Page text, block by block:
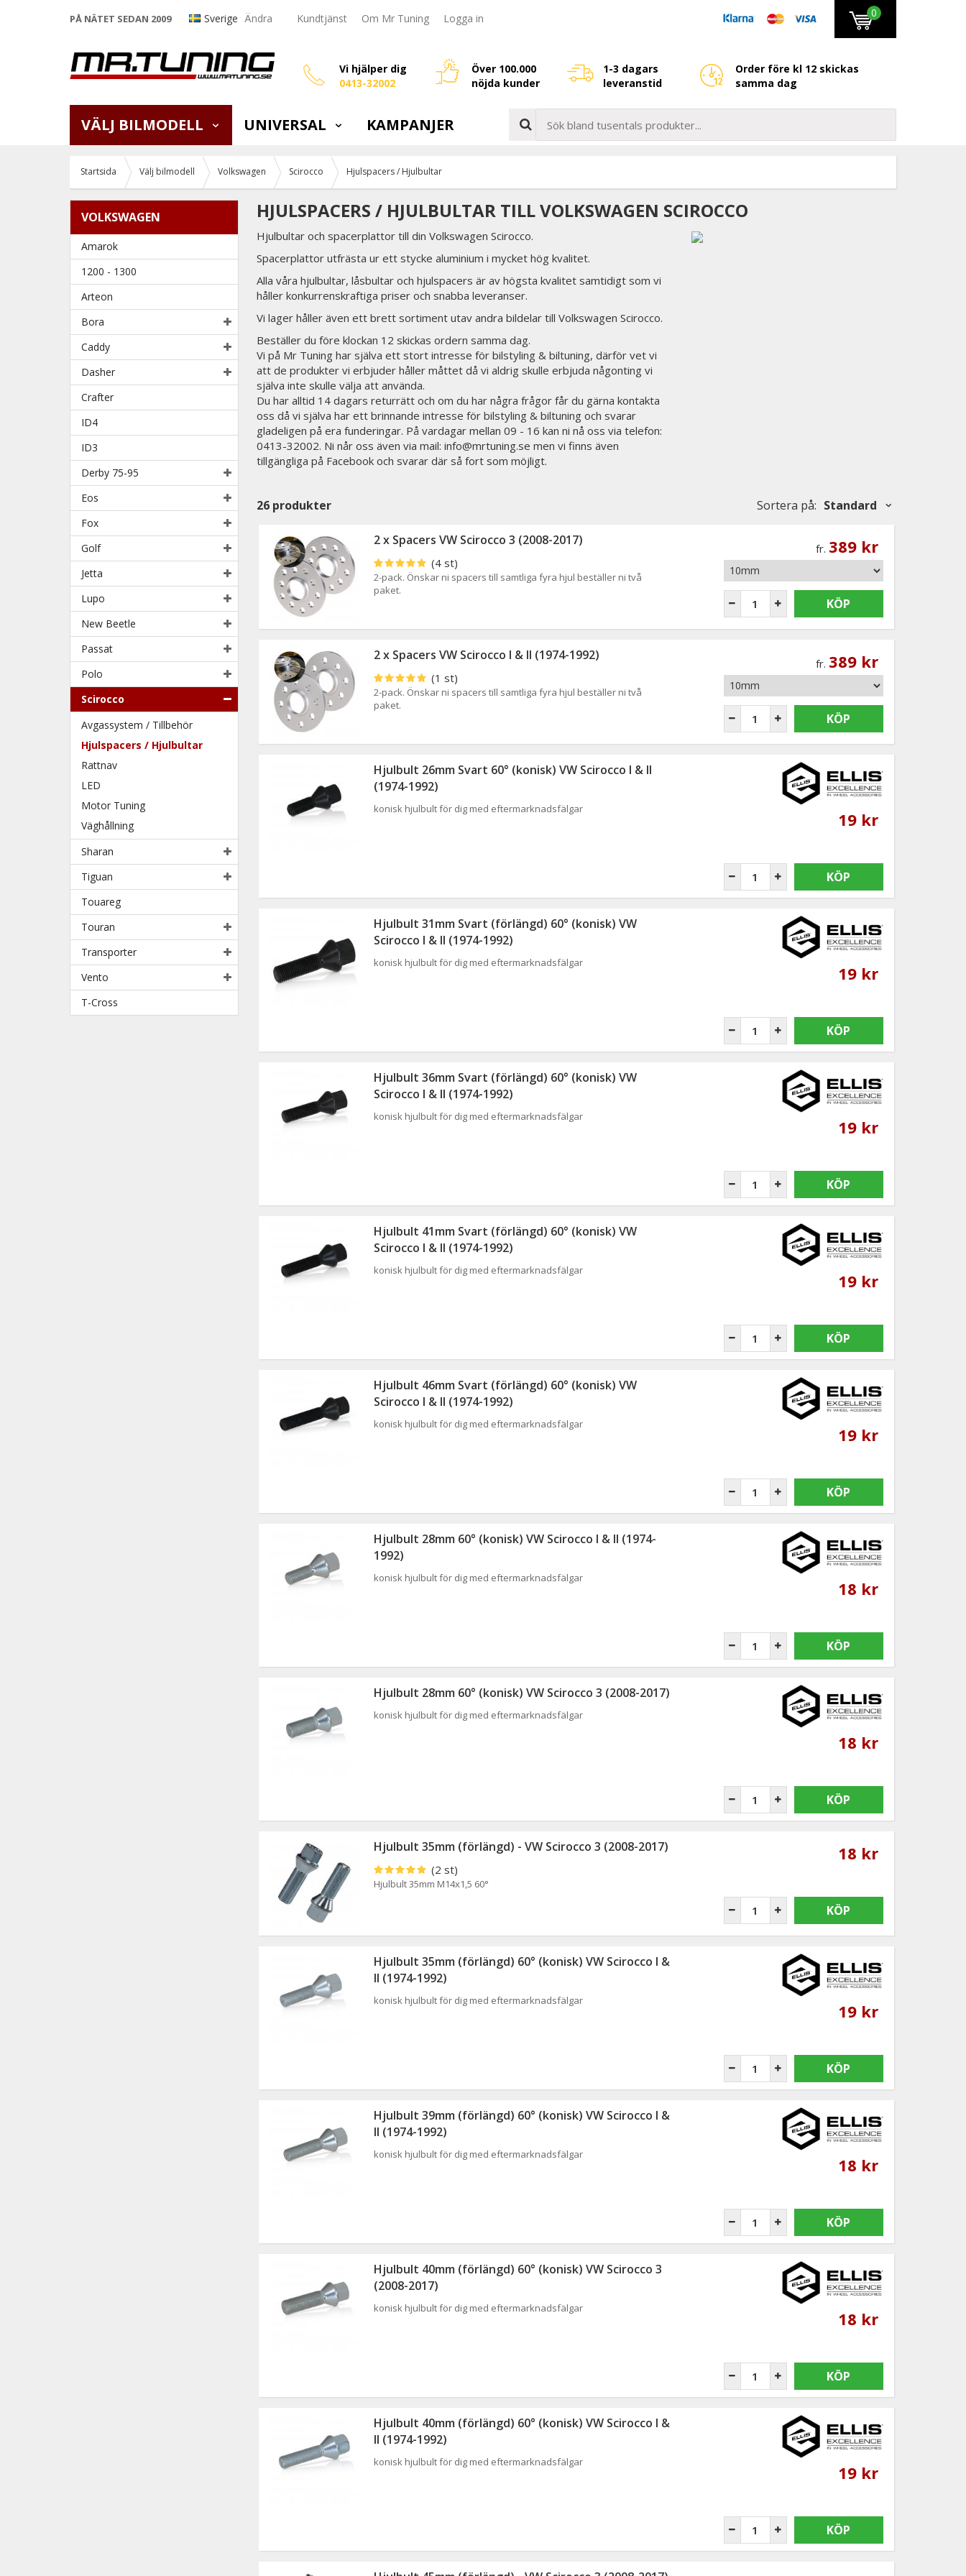
PÅ NÄTET SEDAN 2009 Sverige Ändra Kundtjänst Om Mr Tuning Logga in 0
Vi hjälper dig
0413-32002
Över 100.000
nöjda kunder
1-3 dagars
leveranstid
Order före kl 12 skickas
samma dag
VÄLJ BILMODELL UNIVERSAL KAMPANJER
Startsida Välj bilmodell Volkswagen Scirocco Hjulspacers / Hjulbultar
VOLKSWAGEN
Amarok
1200 - 1300
Arteon
Bora
Caddy
Dasher
Crafter
ID4
ID3
Derby 75-95
Eos
Fox
Golf
Jetta
Lupo
New Beetle
Passat
Polo
Scirocco
Avgassystem / Tillbehör
Hjulspacers / Hjulbultar
Rattnav
LED
Motor Tuning
Väghållning
Sharan
Tiguan
Touareg
Touran
Transporter
Vento
T-Cross
HJULSPACERS / HJULBULTAR TILL VOLKSWAGEN SCIROCCO
Hjulbultar och spacerplattor till din Volkswagen Scirocco.
Spacerplattor utfrästa ur ett stycke aluminium i mycket hög kvalitet.
Alla våra hjulbultar, låsbultar och hjulspacers är av högsta kvalitet samtidigt som vi
håller konkurrenskraftiga priser och snabba leveranser.
Vi lager håller även ett brett sortiment utav andra bildelar till Volkswagen Scirocco.
Beställer du före klockan 12 skickas ordern samma dag.
Vi på Mr Tuning har själva ett stort intresse för bilstyling & biltuning, därför vet vi
att de produkter vi erbjuder håller måttet då vi aldrig skulle erbjuda någonting vi
själva inte skulle välja att använda.
Du har alltid 14 dagars returrätt och om du har några frågor får du gärna kontakta
oss då vi själva har ett brinnande intresse för bilstyling & biltuning och svarar
gladeligen på era funderingar. På vardagar mellan 09 - 16 kan ni nå oss via telefon:
0413-32002. Ni når oss även via mail: info@mrtuning.se men vi finns även
tillgängliga på Facebook och svarar där så fort som möjligt.
26 produkter Sortera på: Standard
2 x Spacers VW Scirocco 3 (2008-2017)
(4 st)
2-pack. Önskar ni spacers till samtliga fyra hjul beställer ni två
paket.
fr. 389 kr
KÖP
2 x Spacers VW Scirocco I & II (1974-1992)
(1 st)
2-pack. Önskar ni spacers till samtliga fyra hjul beställer ni två
paket.
fr. 389 kr
KÖP
Hjulbult 26mm Svart 60° (konisk) VW Scirocco I & II
(1974-1992)
konisk hjulbult för dig med eftermarknadsfälgar 19 kr
KÖP
Hjulbult 31mm Svart (förlängd) 60° (konisk) VW
Scirocco I & II (1974-1992)
konisk hjulbult för dig med eftermarknadsfälgar 19 kr
KÖP
Hjulbult 36mm Svart (förlängd) 60° (konisk) VW
Scirocco I & II (1974-1992)
konisk hjulbult för dig med eftermarknadsfälgar 19 kr
KÖP
Hjulbult 41mm Svart (förlängd) 60° (konisk) VW
Scirocco I & II (1974-1992)
konisk hjulbult för dig med eftermarknadsfälgar 19 kr
KÖP
Hjulbult 46mm Svart (förlängd) 60° (konisk) VW
Scirocco I & II (1974-1992)
konisk hjulbult för dig med eftermarknadsfälgar 19 kr
KÖP
Hjulbult 28mm 60° (konisk) VW Scirocco I & II (1974-
1992)
konisk hjulbult för dig med eftermarknadsfälgar 18 kr
KÖP
Hjulbult 28mm 60° (konisk) VW Scirocco 3 (2008-2017)
konisk hjulbult för dig med eftermarknadsfälgar
18 kr
KÖP
Hjulbult 35mm (förlängd) - VW Scirocco 3 (2008-2017)
(2 st)
Hjulbult 35mm M14x1,5 60°
18 kr
KÖP
Hjulbult 35mm (förlängd) 60° (konisk) VW Scirocco I &
II (1974-1992)
konisk hjulbult för dig med eftermarknadsfälgar 19 kr
KÖP
Hjulbult 39mm (förlängd) 60° (konisk) VW Scirocco I &
II (1974-1992)
konisk hjulbult för dig med eftermarknadsfälgar 18 kr
KÖP
Hjulbult 40mm (förlängd) 60° (konisk) VW Scirocco 3
(2008-2017)
konisk hjulbult för dig med eftermarknadsfälgar 18 kr
KÖP
Hjulbult 40mm (förlängd) 60° (konisk) VW Scirocco I &
II (1974-1992)
konisk hjulbult för dig med eftermarknadsfälgar 19 kr
KÖP